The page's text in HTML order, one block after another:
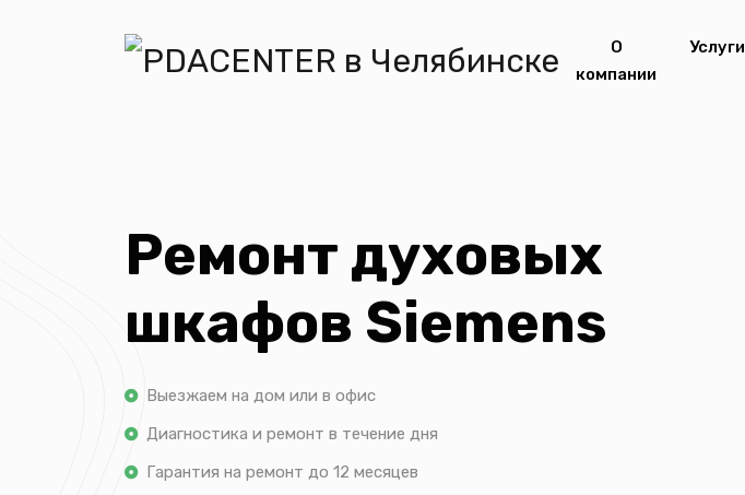
О
компании
Услуги
Ремонт духовых
шкафов Siemens
Выезжаем на дом или в офис
Диагностика и ремонт в течение дня
Гарантия на ремонт до 12 месяцев